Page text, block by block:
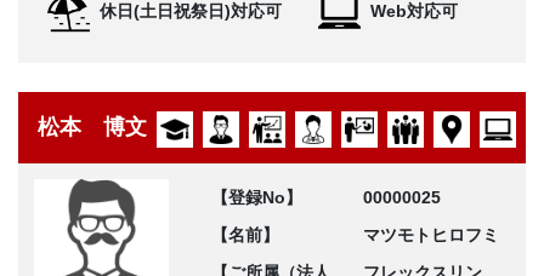
休日(土日祝祭日)対応可 Web対応可
松本 博文
【登録No】
00000025
【名前】
マツモトヒロフミ
【ご所属（法人
フレックスリン